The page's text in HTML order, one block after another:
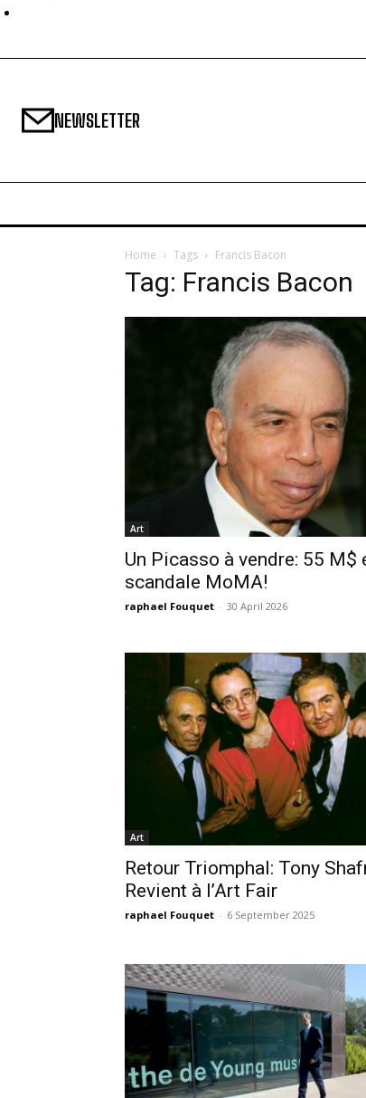
NEWSLETTER
Home Tags Francis Bacon
Tag: Francis Bacon
Art
Un Picasso à vendre: 55 M$
scandale MoMA!
raphael Fouquet - 30 April 2026
Art
Retour Triomphal: Tony
Revient à l’Art Fair
raphael Fouquet - 6 September 2025